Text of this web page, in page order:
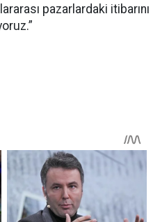
pazarlardaki itibarını